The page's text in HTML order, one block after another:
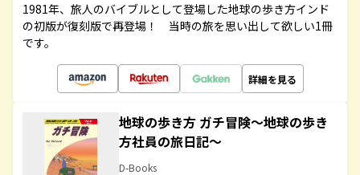
1981年、旅人のバイブルとして登場した地球の歩き方インド
の初版が復刻版で再登場！ 当時の旅を思い出して欲しい1冊
です。
詳細を見る
地球の歩き方 ガチ冒険～地球の歩き
方社員の旅日記～
D-Books